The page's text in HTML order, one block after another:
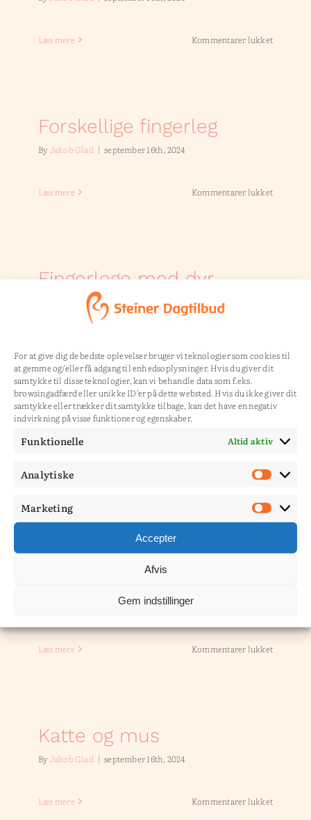
For at give dig de bedste oplevelser bruger vi teknologier som cookies til
at gemme og/eller få adgang til enhedsoplysninger. Hvis du giver dit
samtykke til disse teknologier, kan vi behandle data som f.eks.
browsingadfærd eller unikke ID'er på dette websted. Hvis du ikke giver dit
samtykke eller trækker dit samtykke tilbage, kan det have en negativ
indvirkning på visse funktioner og egenskaber.
Funktionelle Altid aktiv
Analytiske
Marketing
Accepter
Afvis
Gem indstillinger
Læs mere Kommentarer lukkettil
Forskellige fingerleg
ByJakob Glad | september 16th, 2024
Læs mere Kommentarer lukkettil
Fingerlege med dyr
Jakob Glad | september 16th, 2024
dyr
Nisser og dværge
Nisser
dværge
september 16th, 2024
Læs mere Kommentarer lukkettil
Katte og mus
ByJakob Glad | september 16th, 2024
Læs mere Kommentarer lukkettil